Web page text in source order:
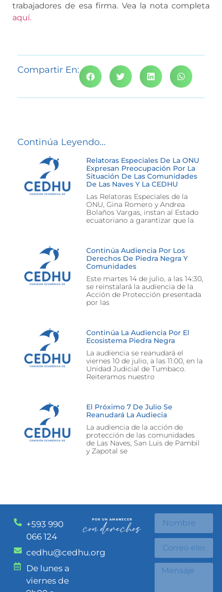
trabajadores de esa firma. Vea la nota completa
aquí.
Compartir En:
Continúa Leyendo...
Relatoras Especiales De La ONU
Expresan Preocupación Por La
Situación De Las Comunidades
De Las Naves Y La CEDHU
Las Relatoras Especiales de la
ONU, Gina Romero y Andrea
Bolaños Vargas, instan al Estado
ecuatoriano a garantizar que la
Continúa Audiencia Por Los
Derechos De Piedra Negra Y
Comunidades
Este martes 14 de julio, a las 14:30,
se reinstalará la audiencia de la
Acción de Protección presentada
por las
Continúa La Audiencia Por El
Ecosistema Piedra Negra
La audiencia se reanudará el
viernes 10 de julio, a las 11:00, en la
Unidad Judicial de Tumbaco.
Reiteramos nuestro
El Próximo 7 De Julio Se
Reanudará La Audiecia
La audiencia de la acción de
protección de las comunidades
de Las Naves, San Luis de Pambil
y Zapotal se
+593 990
066 124
cedhu@cedhu.org
De lunes a
viernes de